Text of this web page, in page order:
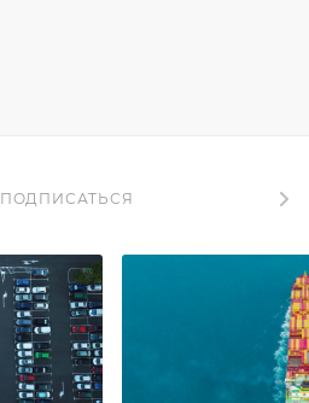
ПОДПИСАТЬСЯ